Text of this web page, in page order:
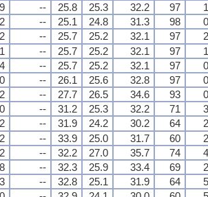
-- 25.8 25.3 32.2 97
-- 25.1 24.8 31.3 98
-- 25.7 25.2 32.1 97
-- 25.7 25.2 32.1 97
-- 25.7 25.2 32.1 97
-- 26.1 25.6 32.8 97
-- 27.7 26.5 34.6 93
-- 31.2 25.3 32.2 71
-- 31.9 24.2 30.2 64
-- 33.9 25.0 31.7 60
-- 32.2 27.0 35.7 74
-- 32.3 25.9 33.4 69
-- 32.8 25.1 31.9 64